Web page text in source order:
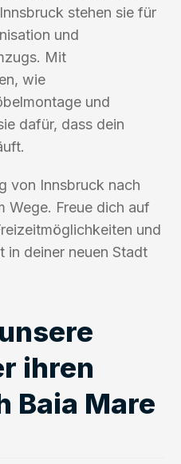
stehen sie für
und
Mit
wie
und
dafür, dass dein
von Innsbruck nach
Wege. Freue dich auf
und
in deiner neuen Stadt
ihren
Baia Mare